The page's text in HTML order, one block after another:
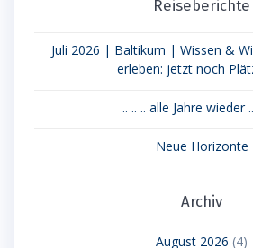
Reiseberichte
Juli 2026 | Baltikum | Wissen &
erleben: jetzt noch
.. .. .. alle Jahre wieder
Neue Horizonte
Archiv
August 2026 (4)